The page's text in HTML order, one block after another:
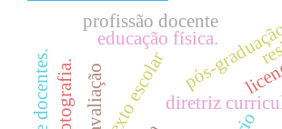
diretriz
texto escolarpós-
educação física.
profissão docente
fotografia.